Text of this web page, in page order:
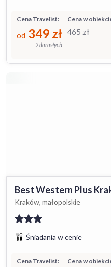
Cena w
465 zł
Cena Travelist:
od 349 zł
2 dorosłych
Best Western Plus
Kraków, małopolskie
Śniadania w cenie
Cena w
Cena Travelist: